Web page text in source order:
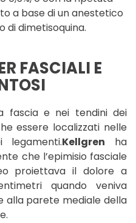
a base di un anestetico
di dimetisoquina.
FASCIALI E
fascia e nei tendini dei
essere localizzati nelle
Kellgren ha
che l’epimisio fasciale
proiettava il dolore a
quando veniva
alla parete mediale della